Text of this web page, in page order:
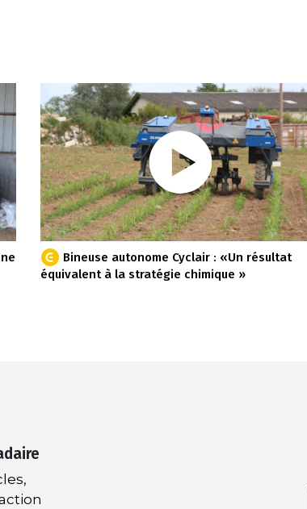
Bineuse autonome Cyclair : «Un résultat
équivalent à la stratégie chimique »